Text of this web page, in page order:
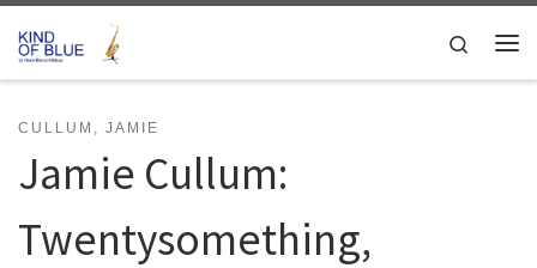
Zum Inhalt springen
Search
CULLUM, JAMIE
Jamie Cullum:
Twentysomething,